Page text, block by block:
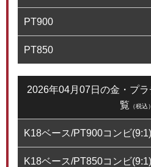
PT900
PT850
2026年04月07日の金・プ
覧 （税込）
K18ベース/PT900コンビ(9:1)
K18ベース/PT850コンビ(9:1)